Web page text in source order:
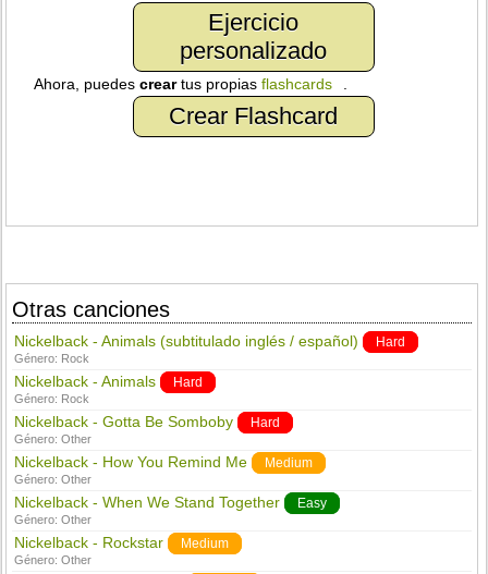
Ejercicio
personalizado
Ahora, puedescreartus propiasflashcards
Crear Flashcard
Otras canciones
Nickelback - Animals (subtitulado inglés / español) Hard
Género: Rock
Nickelback - Animals Hard
Género: Rock
Nickelback - Gotta Be Somboby Hard
Género:Other
Nickelback - How You Remind Me Medium
Género:Other
Nickelback - When We Stand Together Easy
Género:Other
Nickelback - Rockstar Medium
Género:Other